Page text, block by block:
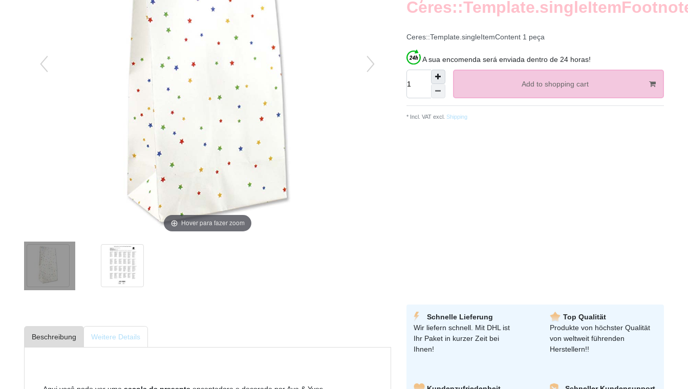
Hover para fazer zoom
Ceres::Template.singleItemContent 1 peça
A sua encomenda será enviada dentro de 24 horas!
Add to shopping cart
* Incl. VAT excl. Shipping
Beschreibung Weitere Details
Schnelle Lieferung
Wir liefern schnell. Mit DHL ist
Ihr Paket in kurzer Zeit bei
Ihnen!
Top Qualität
Produkte von höchster Qualität
von weltweit führenden
Herstellern!!